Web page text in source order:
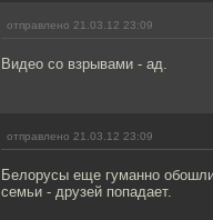
отправлено 21.03.12 23:09
Видео со взрывами - ад.
отправлено 21.03.12 23:09
Белорусы еще гуманно
семьи - друзей попадает.